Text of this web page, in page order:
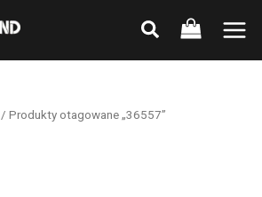
Main
/ Produkty otagowane „36557”